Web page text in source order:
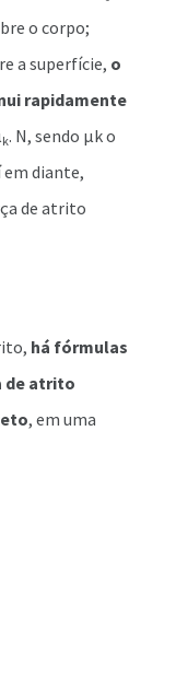
o corpo;
a superfície, o
rapidamente
k. N, sendo μk o
diante,
de atrito
há fórmulas
de atrito
, em uma